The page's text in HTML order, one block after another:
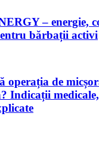
– energie,
bărbații activi
operația de
Indicații